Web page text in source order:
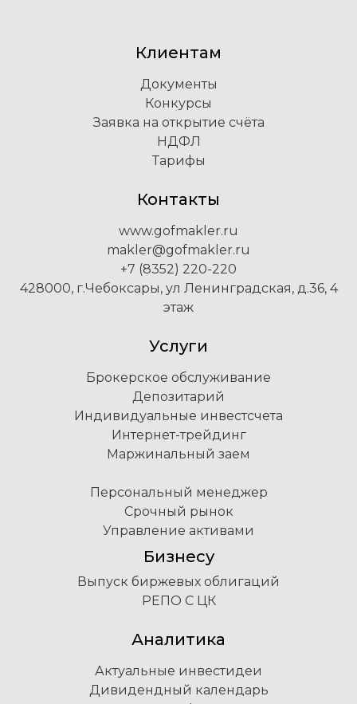
Клиентам
Документы
Конкурсы
Заявка на открытие счёта
НДФЛ
Тарифы
Услуги
Брокерское обслуживание
Депозитарий
Индивидуальные инвестсчета
Интернет-трейдинг
Маржинальный заем
Контакты
www.gofmakler.ru
makler@gofmakler.ru
+7 (8352) 220-220
428000, г.Чебоксары, ул Ленинградская, д.36, 4
этаж
Аналитика
Актуальные инвестидеи
Дивидендный календарь
Персональный менеджер
Срочный рынок
Управление активами
Бизнесу
Выпуск биржевых облигаций
РЕПО С ЦК